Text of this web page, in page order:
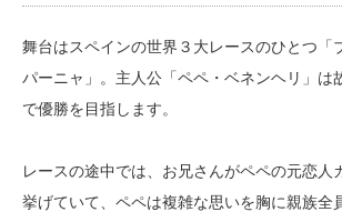
舞台はスペインの世界３大レースのひとつ「
パーニャ」。主人公「ペペ・ベネンヘリ」は
で優勝を目指します。
レースの途中では、お兄さんがペペの元恋人
挙げていて、ペペは複雑な思いを胸に親族全